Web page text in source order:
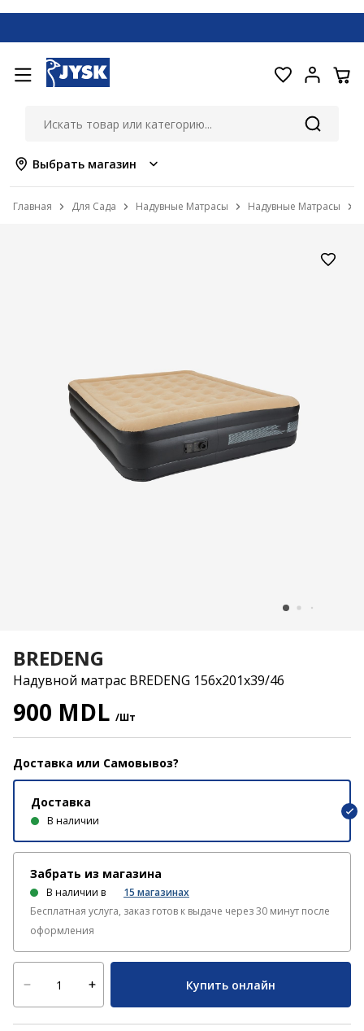
Выбрать магазин
Главная Для Сада Надувные Матрасы Надувные Матрасы
BREDENG
Надувной матрас BREDENG 156x201x39/46
900 MDL /Шт
Доставка или Самовывоз?
Доставка
В наличии
Забрать из магазина
В наличии в 15 магазинах
Бесплатная услуга, заказ готов к выдаче через 30 минут после
оформления
Купить онлайн